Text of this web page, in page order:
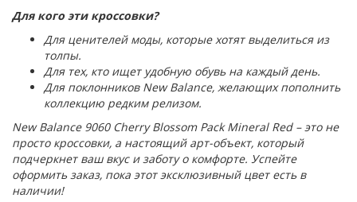
Для кого эти кроссовки?
Для ценителей моды, которые хотят выделиться из
толпы.
Для тех, кто ищет удобную обувь на каждый день.
Для поклонников New Balance, желающих пополнить
коллекцию редким релизом.
New Balance 9060 Cherry Blossom Pack Mineral Red – это не
просто кроссовки, а настоящий арт-объект, который
подчеркнет ваш вкус и заботу о комфорте. Успейте
оформить заказ, пока этот эксклюзивный цвет есть в
наличии!